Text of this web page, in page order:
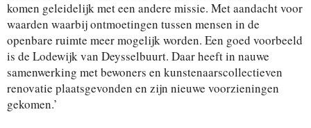
komen geleidelijk met een andere missie. Met aandacht voor
waarden waarbij ontmoetingen tussen mensen in de
openbare ruimte meer mogelijk worden. Een goed voorbeeld
is de Lodewijk van Deysselbuurt. Daar heeft in nauwe
samenwerking met bewoners en kunstenaarscollectieven
renovatie plaatsgevonden en zijn nieuwe voorzieningen
gekomen.’